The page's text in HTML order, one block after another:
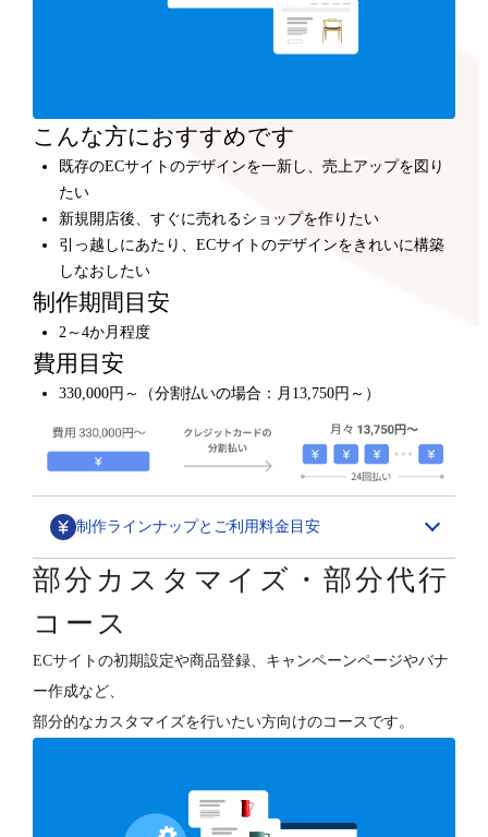
こんな方におすすめです
既存のECサイトのデザインを一新し、売上アップを図り
たい
新規開店後、すぐに売れるショップを作りたい
引っ越しにあたり、ECサイトのデザインをきれいに構築
しなおしたい
制作期間目安
2～4か月程度
費用目安
330,000円～（分割払いの場合：月13,750円～）
制作ラインナップとご利用料金目安
デザインカスタマイズ
1,580,000円～
ECサイトの“勝ちパターン”を網羅したデザイン構築と、
各種支援（分析・集客・CRM・更新）を行います。
デザインフルカスタマイズ
800,000円～
部分カスタマイズ・部分代行
コース
ECサイトの初期設定や商品登録、キャンペーンページやバナ
ー作成など、
部分的なカスタマイズを行いたい方向けのコースです。